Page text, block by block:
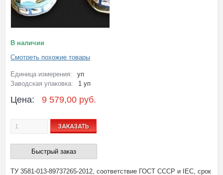
В наличии
Смотреть похожие товары
Единица измерения:
уп
Заводская упаковка:
1 уп
Цена: 9 579,00 руб.
ЗАКАЗАТЬ
Быстрый заказ
ТУ 3581-013-89737265-2012, соответствие ГОСТ СССР и IEC, срок